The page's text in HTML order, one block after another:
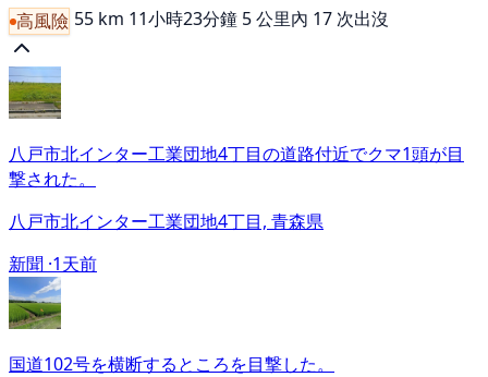
高風險 55 km 11小時23分鐘 5 公里內 17 次出沒
八戸市北インター工業団地4丁目の道路付近でクマ1頭が目
撃された。
八戸市北インター工業団地4丁目, 青森県
新聞 ·1天前
国道102号を横断するところを目撃した。